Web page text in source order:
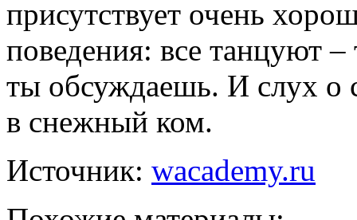
присутствует очень
поведения: все танцуют
ты обсуждаешь. И слух о
в снежный ком.
Источник: wacademy.ru